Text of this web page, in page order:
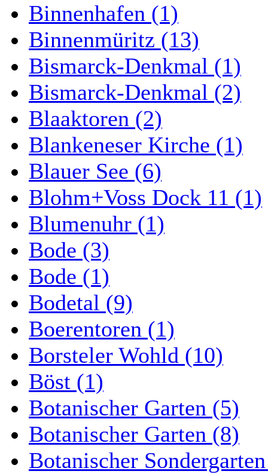
Binnenhafen (1)
Binnenmüritz (13)
Bismarck-Denkmal (1)
Bismarck-Denkmal (2)
Blaaktoren (2)
Blankeneser Kirche (1)
Blauer See (6)
Blohm+Voss Dock 11 (1)
Blumenuhr (1)
Bode (3)
Bode (1)
Bodetal (9)
Boerentoren (1)
Borsteler Wohld (10)
Böst (1)
Botanischer Garten (5)
Botanischer Garten (8)
Botanischer